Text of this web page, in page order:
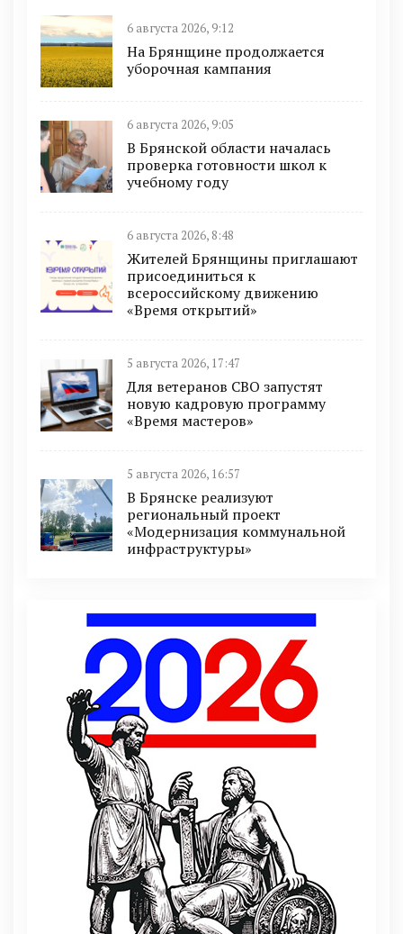
6 августа 2026, 9:12
На Брянщине продолжается
уборочная кампания
6 августа 2026, 9:05
В Брянской области началась
проверка готовности школ к
учебному году
6 августа 2026, 8:48
Жителей Брянщины приглашают
присоединиться к
всероссийскому движению
«Время открытий»
5 августа 2026, 17:47
Для ветеранов СВО запустят
новую кадровую программу
«Время мастеров»
5 августа 2026, 16:57
В Брянске реализуют
региональный проект
«Модернизация коммунальной
инфраструктуры»